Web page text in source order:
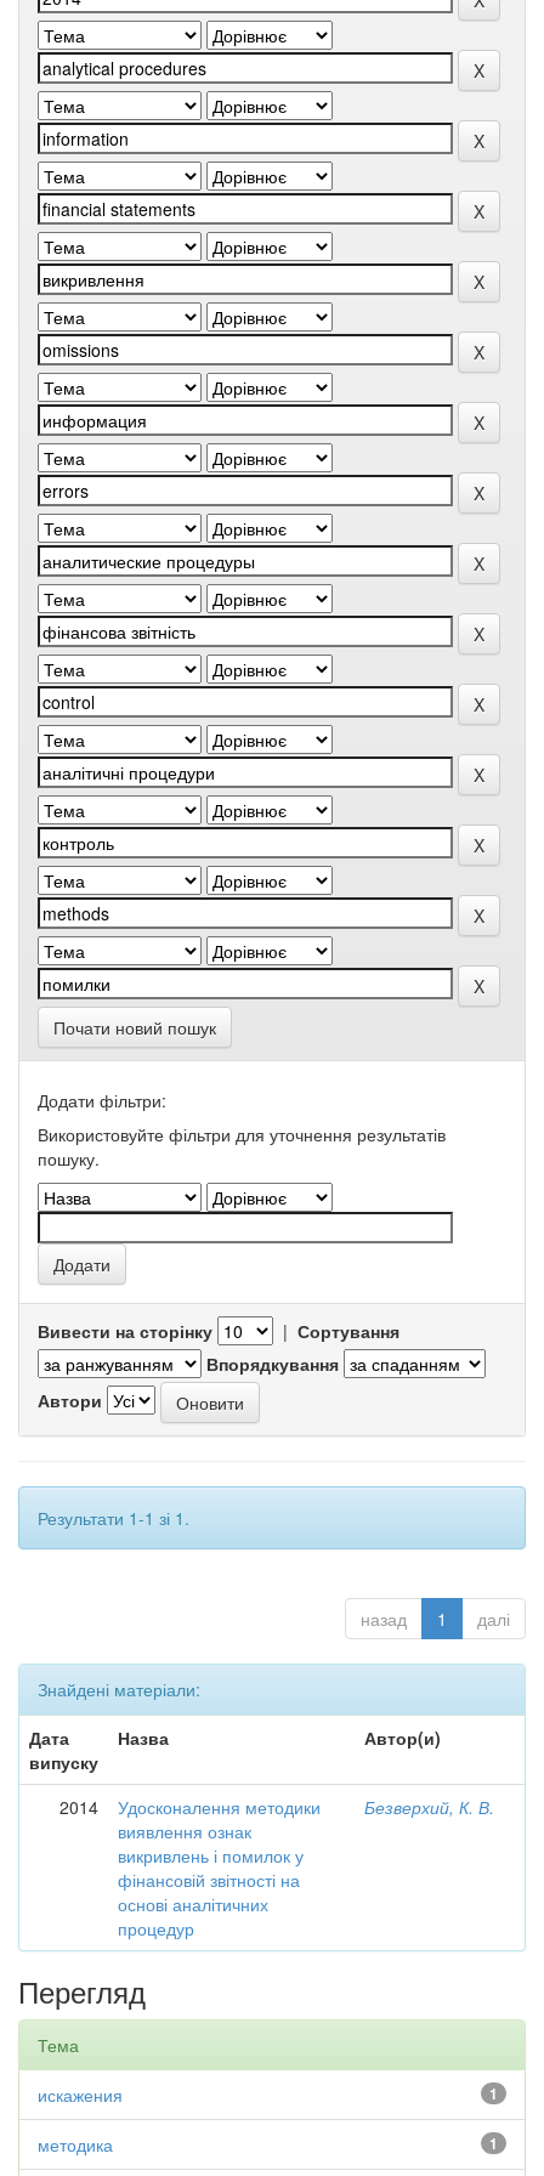
Почати новий пошук
Додати фільтри:
Використовуйте фільтри для уточнення результатів
пошуку.
Вивести на сторінку | Сортування
Впорядкування
Автори
Результати 1-1 зі 1.
назад 1 далі
Знайдені матеріали:
Дата
випуску
Назва Автор(и)
2014
Удосконалення методики
виявлення ознак
викривлень і помилок у
фінансовій звітності на
основі аналітичних
процедур
Безверхий, К. В.
Перегляд
Тема
1
искажения
1
методика